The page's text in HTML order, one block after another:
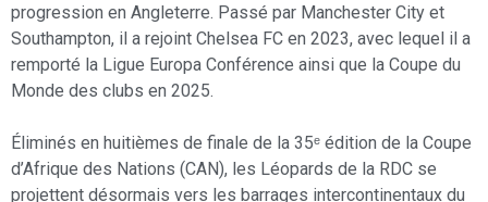
progression en Angleterre. Passé par Manchester City et
Southampton, il a rejoint Chelsea FC en 2023, avec lequel il a
remporté la Ligue Europa Conférence ainsi que la Coupe du
Monde des clubs en 2025.
Éliminés en huitièmes de finale de la 35ᵉ édition de la Coupe
d’Afrique des Nations (CAN), les Léopards de la RDC se
projettent désormais vers les barrages intercontinentaux du